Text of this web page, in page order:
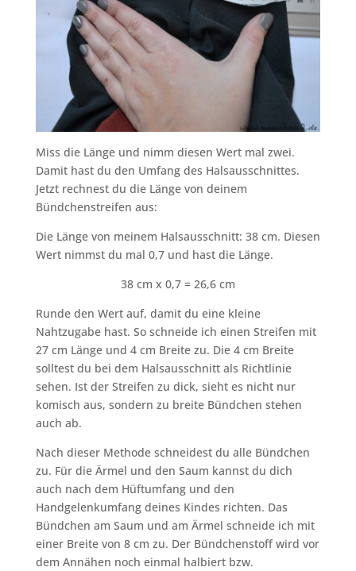
Miss die Länge und nimm diesen Wert mal zwei.
Damit hast du den Umfang des Halsausschnittes.
Jetzt rechnest du die Länge von deinem
Bündchenstreifen aus:
Die Länge von meinem Halsausschnitt: 38 cm. Diesen
Wert nimmst du mal 0,7 und hast die Länge.
38 cm x 0,7 = 26,6 cm
Runde den Wert auf, damit du eine kleine
Nahtzugabe hast. So schneide ich einen Streifen mit
27 cm Länge und 4 cm Breite zu. Die 4 cm Breite
solltest du bei dem Halsausschnitt als Richtlinie
sehen. Ist der Streifen zu dick, sieht es nicht nur
komisch aus, sondern zu breite Bündchen stehen
auch ab.
Nach dieser Methode schneidest du alle Bündchen
zu. Für die Ärmel und den Saum kannst du dich
auch nach dem Hüftumfang und den
Handgelenkumfang deines Kindes richten. Das
Bündchen am Saum und am Ärmel schneide ich mit
einer Breite von 8 cm zu. Der Bündchenstoff wird vor
dem Annähen noch einmal halbiert bzw.